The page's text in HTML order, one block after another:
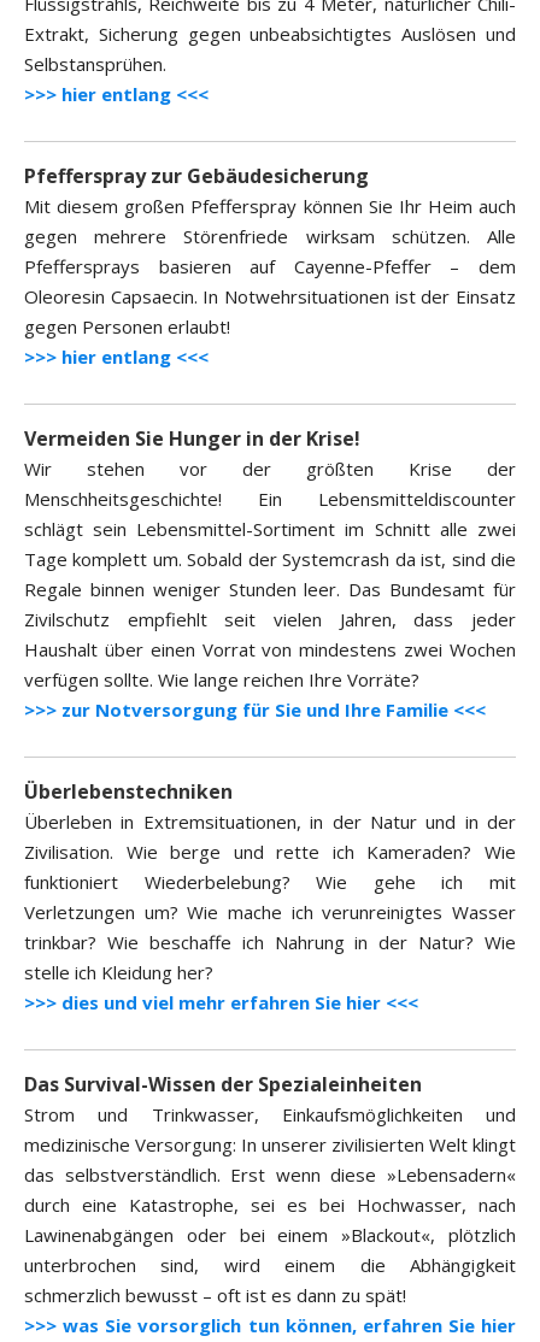
Extrakt, Sicherung gegen unbeabsichtigtes Auslösen und
Selbstansprühen.
>>> hier entlang <<<
Pfefferspray zur Gebäudesicherung
Mit diesem großen Pfefferspray können Sie Ihr Heim auch
gegen mehrere Störenfriede wirksam schützen. Alle
Pfeffersprays basieren auf Cayenne-Pfeffer – dem
Oleoresin Capsaecin. In Notwehrsituationen ist der Einsatz
gegen Personen erlaubt!
>>> hier entlang <<<
Vermeiden Sie Hunger in der Krise!
Wir stehen vor der größten Krise der
Menschheitsgeschichte! Ein Lebensmitteldiscounter
schlägt sein Lebensmittel-Sortiment im Schnitt alle zwei
Tage komplett um. Sobald der Systemcrash da ist, sind die
Regale binnen weniger Stunden leer. Das Bundesamt für
Zivilschutz empfiehlt seit vielen Jahren, dass jeder
Haushalt über einen Vorrat von mindestens zwei Wochen
verfügen sollte. Wie lange reichen Ihre Vorräte?
>>> zur Notversorgung für Sie und Ihre Familie <<<
Überlebenstechniken
Überleben in Extremsituationen, in der Natur und in der
Zivilisation. Wie berge und rette ich Kameraden? Wie
funktioniert Wiederbelebung? Wie gehe ich mit
Verletzungen um? Wie mache ich verunreinigtes Wasser
trinkbar? Wie beschaffe ich Nahrung in der Natur? Wie
stelle ich Kleidung her?
>>> dies und viel mehr erfahren Sie hier <<<
Das Survival-Wissen der Spezialeinheiten
Strom und Trinkwasser, Einkaufsmöglichkeiten und
medizinische Versorgung: In unserer zivilisierten Welt klingt
das selbstverständlich. Erst wenn diese »Lebensadern«
durch eine Katastrophe, sei es bei Hochwasser, nach
Lawinenabgängen oder bei einem »Blackout«, plötzlich
unterbrochen sind, wird einem die Abhängigkeit
schmerzlich bewusst – oft ist es dann zu spät!
>>> was Sie vorsorglich tun können, erfahren Sie hier